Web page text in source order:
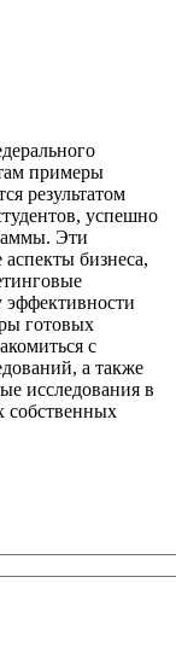
примеры
результатом
успешно
Эти
бизнеса,
эффективности
готовых
с
а также
исследования в
собственных